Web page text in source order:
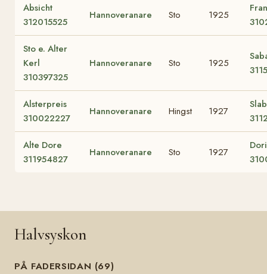
Absicht
312015525
Hannoveranare Sto 1925
Sto e. Alter
Kerl
310397325
Hannoveranare Sto 1925
Alsterpreis
310022227
Hannoveranare Hingst 1927
Alte Dore
311954827
Hannoveranare Sto 1927
Halvsyskon
PÅ FADERSIDAN (69)